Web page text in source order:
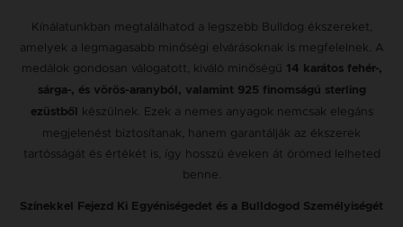
Kínálatunkban megtalálhatod a legszebb Bulldog ékszereket,
amelyek a legmagasabb minőségi elvárásoknak is megfelelnek. A
medálok gondosan válogatott, kiváló minőségű
14 karátos fehér-,
sárga-, és vörös-aranyból, valamint 925 finomságú sterling
ezüstből
készülnek. Ezek a nemes anyagok nemcsak elegáns
megjelenést biztosítanak, hanem garantálják az ékszerek
tartósságát és értékét is, így hosszú éveken át örömed lelheted
benne.
Színekkel Fejezd Ki Egyéniségedet és a Bulldogod Személyiségét